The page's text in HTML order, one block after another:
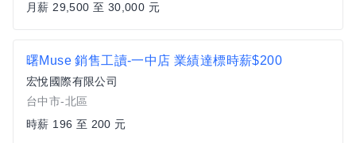
月薪 29,500 至 30,000 元
曙Muse 銷售工讀-一中店 業績達標時薪$200
宏悅國際有限公司
台中市-北區
時薪 196 至 200 元